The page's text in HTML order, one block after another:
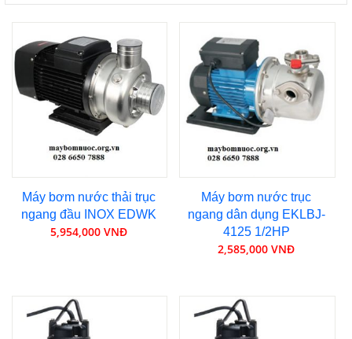
Máy bơm nước thải trục
ngang đầu INOX EDWK
5,954,000 VNĐ
Máy bơm nước trục
ngang dân dụng EKLBJ-
4125 1/2HP
2,585,000 VNĐ